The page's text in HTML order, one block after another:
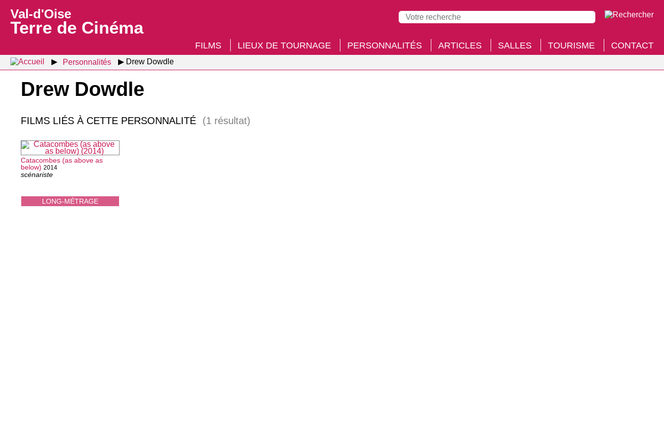
Val-d'Oise
Terre de Cinéma
FILMS LIEUX DE TOURNAGE PERSONNALITÉS ARTICLES SALLES TOURISME CONTACT
Personnalités Drew Dowdle
Drew Dowdle
FILMS LIÉS À CETTE PERSONNALITÉ (1 résultat)
LONG-MÉTRAGE
Catacombes (as above as
below) 2014
scénariste